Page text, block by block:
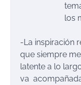
los
-La inspiración
que siempre
latente a lo
va